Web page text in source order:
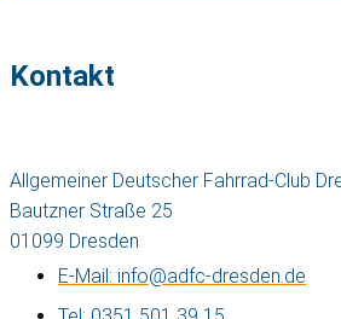
Kontakt
Allgemeiner Deutscher Fahrrad-Club
Bautzner Straße 25
01099 Dresden
E-Mail: info@adfc-dresden.de